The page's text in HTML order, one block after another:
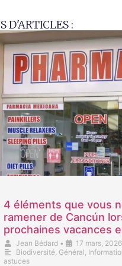
D'ARTICLES :
4 éléments que vous
ramener de Cancún
prochaines vacances
Jean Bédard • 17 mars, 2026
Biodiversité, Général,
astuces